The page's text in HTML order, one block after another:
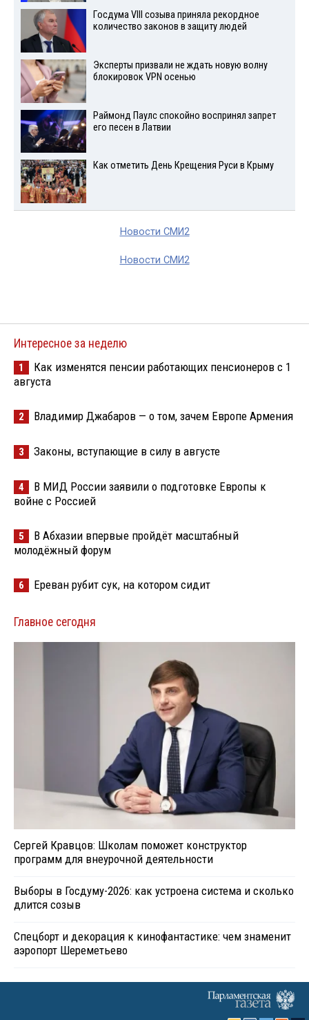
Госдума VIII созыва приняла рекордное
количество законов в защиту людей
Эксперты призвали не ждать новую волну
блокировок VPN осенью
Раймонд Паулс спокойно воспринял запрет
его песен в Латвии
Как отметить День Крещения Руси в Крыму
Новости СМИ2
Новости СМИ2
Интересное за неделю
1
Как изменятся пенсии работающих пенсионеров с 1
августа
2 Владимир Джабаров — о том, зачем Европе Армения
3 Законы, вступающие в силу в августе
4
В МИД России заявили о подготовке Европы к
войне с Россией
5
В Абхазии впервые пройдёт масштабный
молодёжный форум
6 Ереван рубит сук, на котором сидит
Главное сегодня
Сергей Кравцов: Школам поможет конструктор
программ для внеурочной деятельности
Выборы в Госдуму-2026: как устроена система и сколько
длится созыв
Спецборт и декорация к кинофантастике: чем знаменит
аэропорт Шереметьево